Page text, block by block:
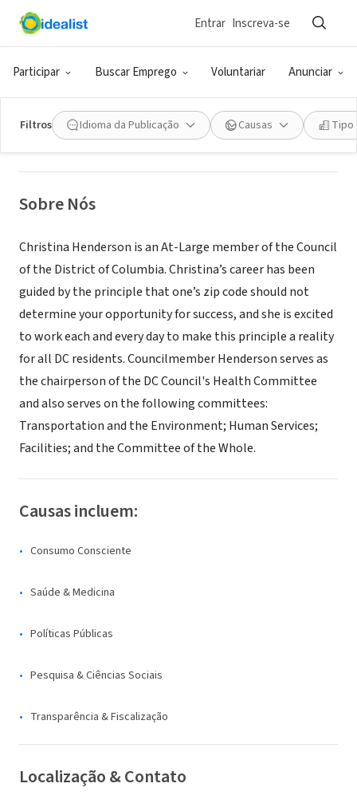
Participar Buscar Emprego Voluntariar Anunciar
Entrar Inscreva-se
Filtros Idioma da Publicação Causas Tipo
GOVERNO (SETOR PÚBLICO)
Office of At-Large DC
Councilmember Christina
Henderson
Sobre Nós
Christina Henderson is an At-Large member of the Council
of the District of Columbia. Christina’s career has been
guided by the principle that one’s zip code should not
determine your opportunity for success, and she is excited
to work each and every day to make this principle a reality
for all DC residents. Councilmember Henderson serves as
the chairperson of the DC Council's Health Committee
and also serves on the following committees:
Transportation and the Environment; Human Services;
Facilities; and the Committee of the Whole.
Causas incluem:
Consumo Consciente
Saúde & Medicina
Políticas Públicas
Pesquisa & Ciências Sociais
Transparência & Fiscalização
Localização & Contato